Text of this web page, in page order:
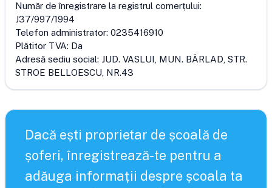
Număr de înregistrare la registrul comerțului:
J37/997/1994
Telefon administrator: 0235416910
Plătitor TVA: Da
Adresă sediu social: JUD. VASLUI, MUN. BÂRLAD, STR.
STROE BELLOESCU, NR.43
Dacă ești proprietar de școală de
șoferi, înregistrează-te pentru a
adăuga informații despre școala ta